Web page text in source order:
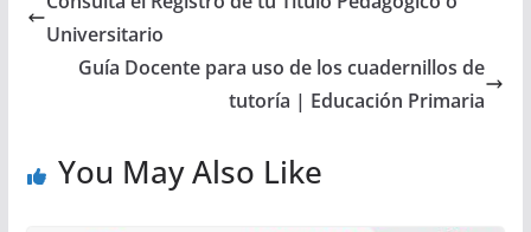
Universitario
Guía Docente para uso de los cuadernillos de
tutoría | Educación Primaria
You May Also Like